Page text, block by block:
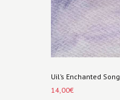
Uil’s Enchanted Song
14,00€